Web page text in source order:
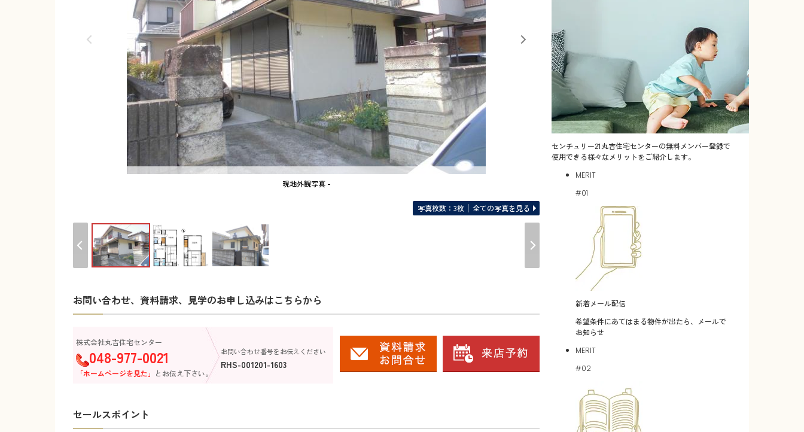
現地外観写真 -
写真枚数：3枚 全ての写真を見る
お問い合わせ、資料請求、見学のお申し込みはこちらから
株式会社丸吉住宅センター
048-977-0021
「ホームページを見た」 とお伝え下さい。
お問い合わせ番号をお伝えください
RHS-001201-1603
セールスポイント
センチュリー21丸吉住宅センターの無料メンバー登録で
使用できる様々なメリットをご紹介します。
MERIT
#01
新着メール配信
希望条件にあてはまる物件が出たら、メールで
お知らせ
MERIT
#02